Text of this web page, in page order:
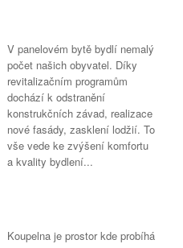
V panelovém bytě bydlí nemalý
počet našich obyvatel. Díky
revitalizačním programům
dochází k odstranění
konstrukčních závad, realizace
nové fasády, zasklení lodžií. To
vše vede ke zvýšení komfortu
a kvality bydlení...
Koupelna je prostor kde probíhá